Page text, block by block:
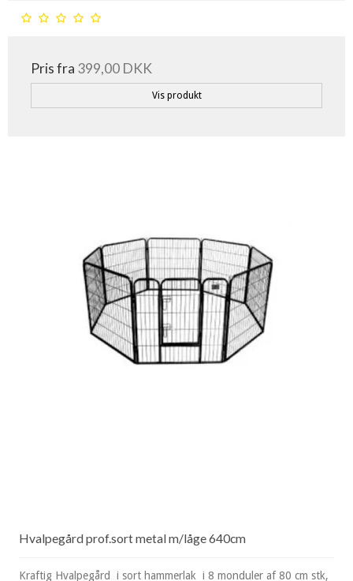
Pris fra 399,00 DKK
Vis produkt
Hvalpegård prof.sort metal m/låge 640cm
Kraftig Hvalpegård i sort hammerlak i 8 monduler af 80 cm stk,